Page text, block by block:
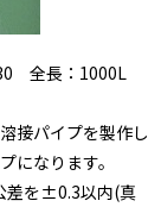
全長：1000L
接パイプを製作し
になります。
差を±0.3以内(真